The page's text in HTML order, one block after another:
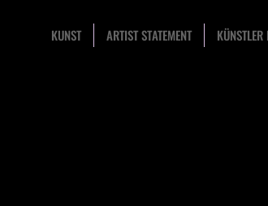
KUNST ARTIST STATEMENT